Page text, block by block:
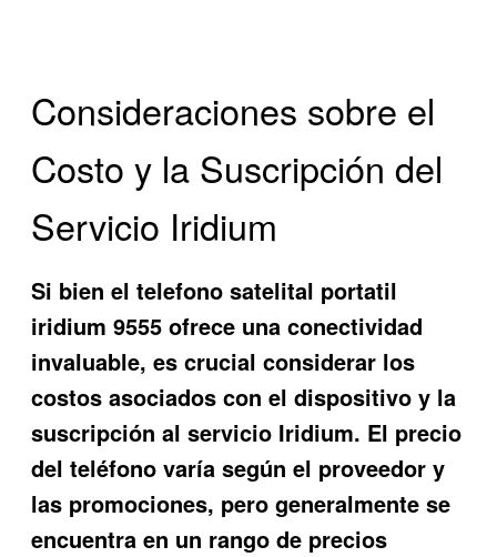
Consideraciones sobre el
Costo y la Suscripción del
Servicio Iridium
Si bien eltelefono satelital portatil
iridium 9555 ofrece una conectividad
invaluable, es crucial considerar los
costos asociados con el dispositivo y la
suscripción al servicio Iridium. El precio
del teléfono varía según el proveedor y
las promociones, pero generalmente se
encuentra en un rango de precios